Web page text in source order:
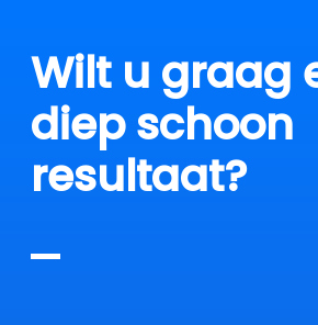
Wilt u graag
diep schoon
resultaat?